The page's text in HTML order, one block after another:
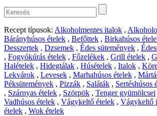
Recept típusok: Alkoholmentes italok ,
Bárányhúsos ételek , Befőttek , Birkahúsos
Desszertek , Dzsemek , Édes sütemények ,
, Fogyókúrás ételek , Főzelékek , Grill ételek ,
Halételek , Hidegtálak , Húsételek , Italok ,
Lekvárok , Levesek , Marhahúsos ételek ,
Péksütemények , Pizzák , Saláták , Sertéshúsos
, Szárnyas ételek , Szörpök , Tenger gyümölcsei
Vadhúsos ételek , Vágykeltő ételek , Vágykeltő
ételek , Wok ételek